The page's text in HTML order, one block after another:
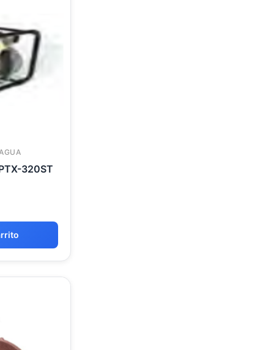
320ST